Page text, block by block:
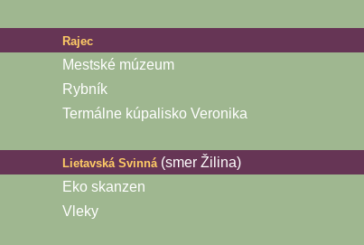
Rajec
Mestské múzeum
Rybník
Termálne kúpalisko Veronika
Lietavská Svinná (smer Žilina)
Eko skanzen
Vleky